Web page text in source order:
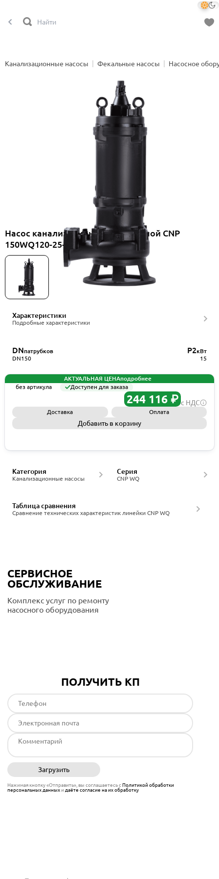
Канализационные насосы Фекальные насосы Насосное
Насос канализационный погружной CNP
150WQ120-25-15ES(I)+HS150WQ
Характеристики
Подробные характеристики
DNпатрубков
DN150
P2кВт
15
АКТУАЛЬНАЯ ЦЕНАподробнее
без артикула
Доступен для заказа
244 116 ₽ с НДС
Доставка Оплата
Добавить в корзину
Канализационные насосы
Категория
CNP WQ
Серия
Сравнение технических характеристик линейки CNP WQ
Таблица сравнения
СЕРВИСНОЕ
ОБСЛУЖИВАНИЕ
Комплекс услуг по ремонту
насосного оборудования
ПОЛУЧИТЬ КП
Загрузить
Нажимая кнопку «Отправить», вы соглашаетесь сПолитикой обработки
персональных данныхи даёте согласие на их обработку